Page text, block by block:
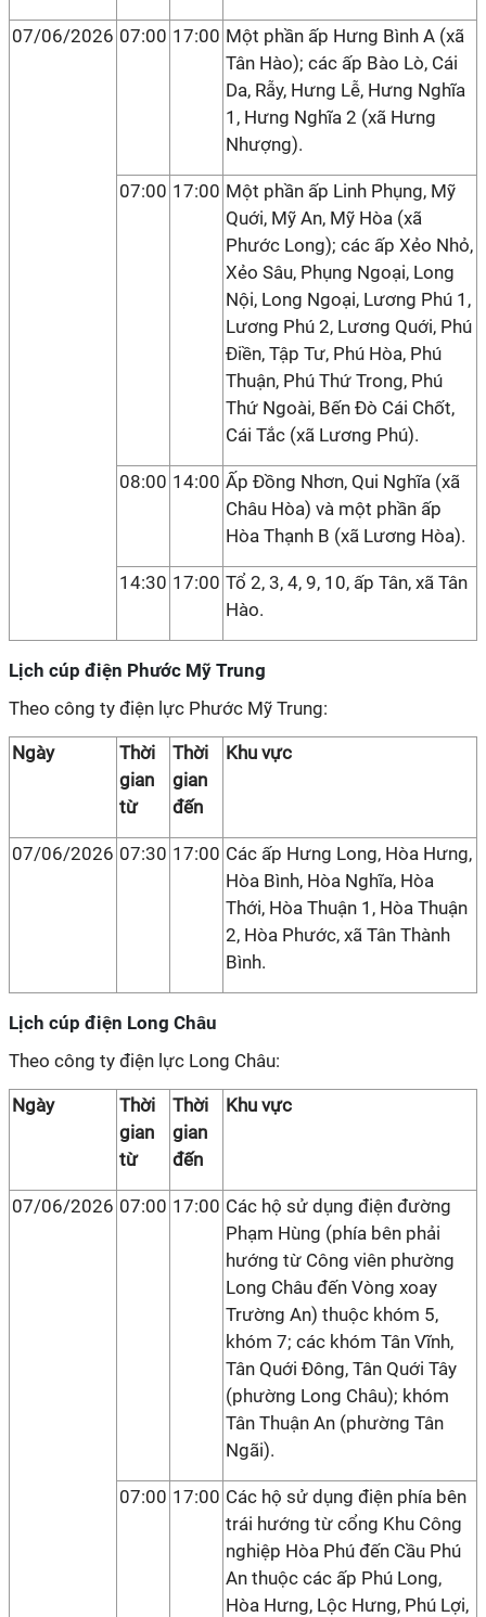
07/06/2026 07:00 17:00 Một phần ấp Hưng Bình A (xã
Tân Hào); các ấp Bào Lò, Cái
Da, Rẫy, Hưng Lễ, Hưng Nghĩa
1, Hưng Nghĩa 2 (xã Hưng
Nhượng).
07:00 17:00 Một phần ấp Linh Phụng, Mỹ
Quới, Mỹ An, Mỹ Hòa (xã
Phước Long); các ấp Xẻo Nhỏ,
Xẻo Sâu, Phụng Ngoại, Long
Nội, Long Ngoại, Lương Phú 1,
Lương Phú 2, Lương Quới, Phú
Điền, Tập Tư, Phú Hòa, Phú
Thuận, Phú Thứ Trong, Phú
Thứ Ngoài, Bến Đò Cái Chốt,
Cái Tắc (xã Lương Phú).
08:00 14:00 Ấp Đồng Nhơn, Qui Nghĩa (xã
Châu Hòa) và một phần ấp
Hòa Thạnh B (xã Lương Hòa).
14:30 17:00 Tổ 2, 3, 4, 9, 10, ấp Tân, xã Tân
Hào.
Lịch cúp điện Phước Mỹ Trung
Theo công ty điện lực Phước Mỹ Trung:
Ngày
Thời
gian
từ
Thời
gian
đến
Khu vực
07/06/2026 07:30 17:00 Các ấp Hưng Long, Hòa Hưng,
Hòa Bình, Hòa Nghĩa, Hòa
Thới, Hòa Thuận 1, Hòa Thuận
2, Hòa Phước, xã Tân Thành
Bình.
Lịch cúp điện Long Châu
Theo công ty điện lực Long Châu:
Ngày
Thời
gian
từ
Thời
gian
đến
Khu vực
07/06/2026 07:00 17:00 Các hộ sử dụng điện đường
Phạm Hùng (phía bên phải
hướng từ Công viên phường
Long Châu đến Vòng xoay
Trường An) thuộc khóm 5,
khóm 7; các khóm Tân Vĩnh,
Tân Quới Đông, Tân Quới Tây
(phường Long Châu); khóm
Tân Thuận An (phường Tân
Ngãi).
07:00 17:00 Các hộ sử dụng điện phía bên
trái hướng từ cổng Khu Công
nghiệp Hòa Phú đến Cầu Phú
An thuộc các ấp Phú Long,
Hòa Hưng, Lộc Hưng, Phú Lợi,